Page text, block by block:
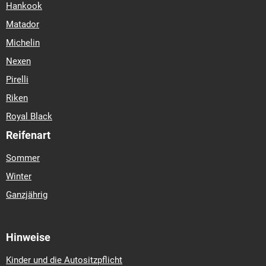
Hankook
Matador
Michelin
Nexen
Pirelli
Riken
Royal Black
Reifenart
Sommer
Winter
Ganzjährig
Hinweise
Kinder und die Autositzpflicht